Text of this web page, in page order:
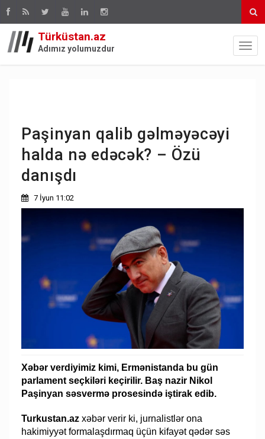
Türküstan.az
Adımız yolumuzdur
Paşinyan qalib gəlməyəcəyi
halda nə edəcək? – Özü
danışdı
7 İyun 11:02
Xəbər verdiyimiz kimi, Ermənistanda bu gün
parlament seçkiləri keçirilir. Baş nazir Nikol
Paşinyan səsvermə prosesində iştirak edib.
Turkustan.az xəbər verir ki, jurnalistlər ona
hakimiyyət formalaşdırmaq üçün kifayət qədər səs